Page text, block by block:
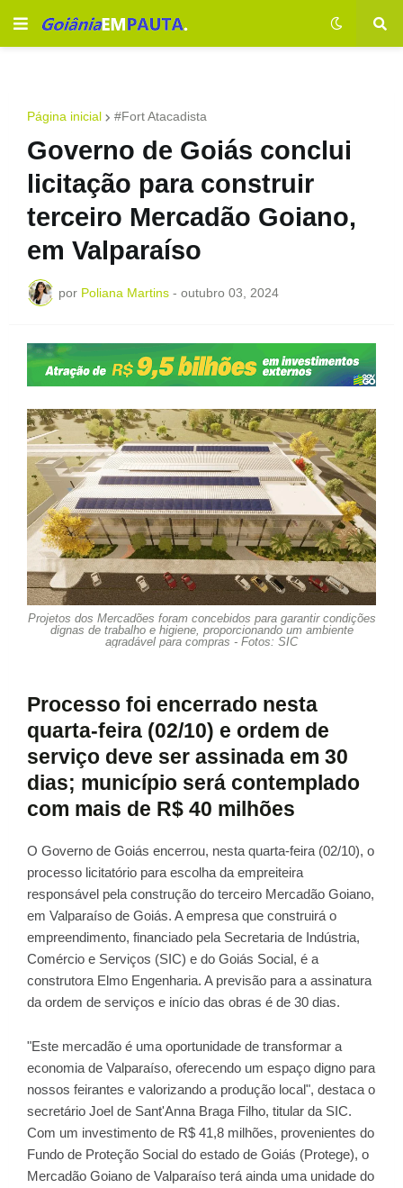
Página inicial #Fort Atacadista
Governo de Goiás conclui
licitação para construir
terceiro Mercadão Goiano,
em Valparaíso
por Poliana Martins - outubro 03, 2024
Projetos dos Mercadões foram concebidos para garantir condições
dignas de trabalho e higiene, proporcionando um ambiente
agradável para compras - Fotos: SIC
Processo foi encerrado nesta
quarta-feira (02/10) e ordem de
serviço deve ser assinada em 30
dias; município será contemplado
com mais de R$ 40 milhões
O Governo de Goiás encerrou, nesta quarta-feira (02/10), o
processo licitatório para escolha da empreiteira
responsável pela construção do terceiro Mercadão Goiano,
em Valparaíso de Goiás. A empresa que construirá o
empreendimento, financiado pela Secretaria de Indústria,
Comércio e Serviços (SIC) e do Goiás Social, é a
construtora Elmo Engenharia. A previsão para a assinatura
da ordem de serviços e início das obras é de 30 dias.
"Este mercadão é uma oportunidade de transformar a
economia de Valparaíso, oferecendo um espaço digno para
nossos feirantes e valorizando a produção local", destaca o
secretário Joel de Sant'Anna Braga Filho, titular da SIC.
Com um investimento de R$ 41,8 milhões, provenientes do
Fundo de Proteção Social do estado de Goiás (Protege), o
Mercadão Goiano de Valparaíso terá ainda uma unidade do